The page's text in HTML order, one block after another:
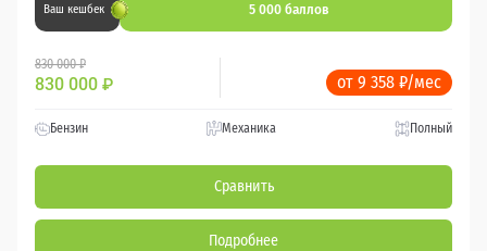
Ваш кешбек 5 000 баллов
830 000 ₽
830 000 ₽ от 9 358 ₽/мес
Бензин Механика Полный
Сравнить
Подробнее